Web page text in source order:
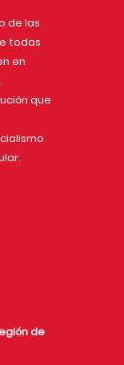
de las
todas
en
que
de